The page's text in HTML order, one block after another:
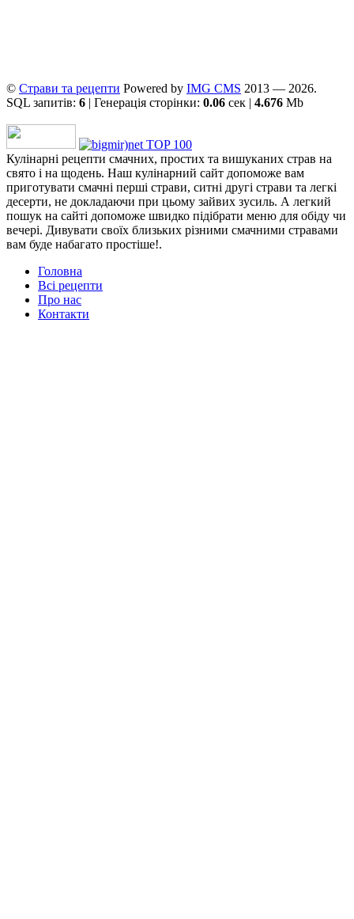
© Страви та рецепти Powered by ІMG CMS 2013 — 2026.
SQL запитів: 6 | Генерація сторінки: 0.06 сек | 4.676 Mb
Кулінарні рецепти смачних, простих та вишуканих страв на
свято і на щодень. Наш кулінарний сайт допоможе вам
приготувати смачні перші страви, ситні другі страви та легкі
десерти, не докладаючи при цьому зайвих зусиль. А легкий
пошук на сайті допоможе швидко підібрати меню для обіду чи
вечері. Дивувати своїх близьких різними смачними стравами
вам буде набагато простіше!.
Головна
Всі рецепти
Про нас
Контакти